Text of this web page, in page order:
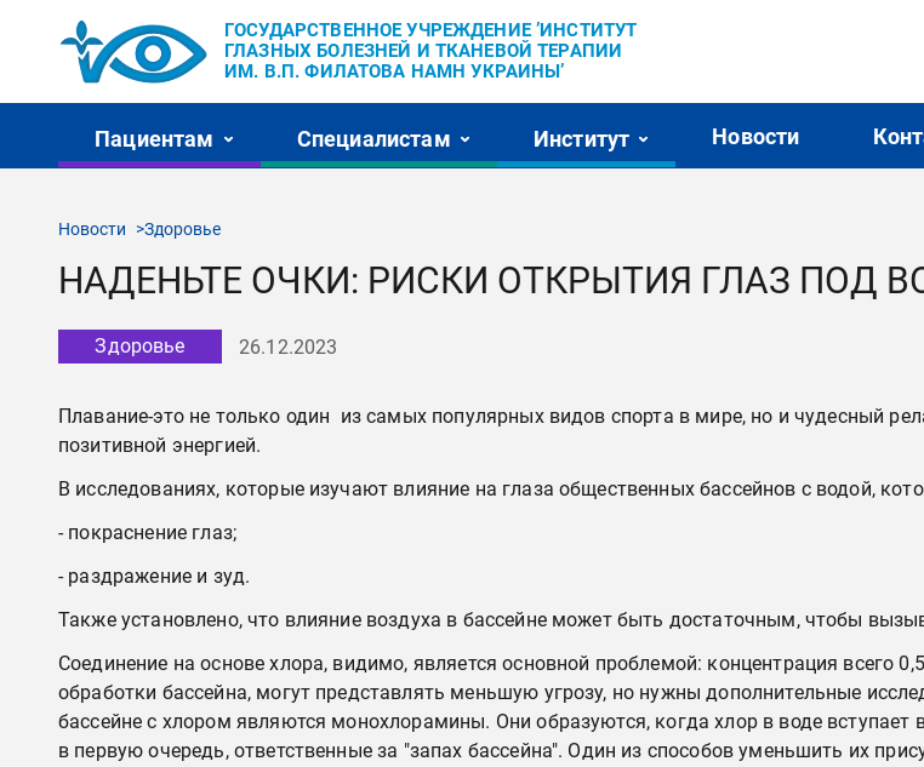
ГОСУДАРСТВЕННОЕ УЧРЕЖДЕНИЕ ’ИНСТИТУТ
ГЛАЗНЫХ БОЛЕЗНЕЙ И ТКАНЕВОЙ ТЕРАПИИ
ИМ. В.П. ФИЛАТОВА НАМН УКРАИНЫ’
Пациентам Специалистам Институт Новости
Новости Здоровье
НАДЕНЬТЕ ОЧКИ: РИСКИ ОТКРЫТИЯ ГЛАЗ ПОД
Здоровье 26.12.2023
Плавание-это не только один из самых популярных видов спорта в мире, но и чудесный
позитивной энергией.
В исследованиях, которые изучают влияние на глаза общественных бассейнов с водой,
- покраснение глаз;
- раздражение и зуд.
Также установлено, что влияние воздуха в бассейне может быть достаточным, чтобы
Соединение на основе хлора, видимо, является основной проблемой: концентрация всего
обработки бассейна, могут представлять меньшую угрозу, но нужны дополнительные
бассейне с хлором являются монохлорамины. Они образуются, когда хлор в воде
в первую очередь, ответственные за "запах бассейна". Один из способов уменьшить их